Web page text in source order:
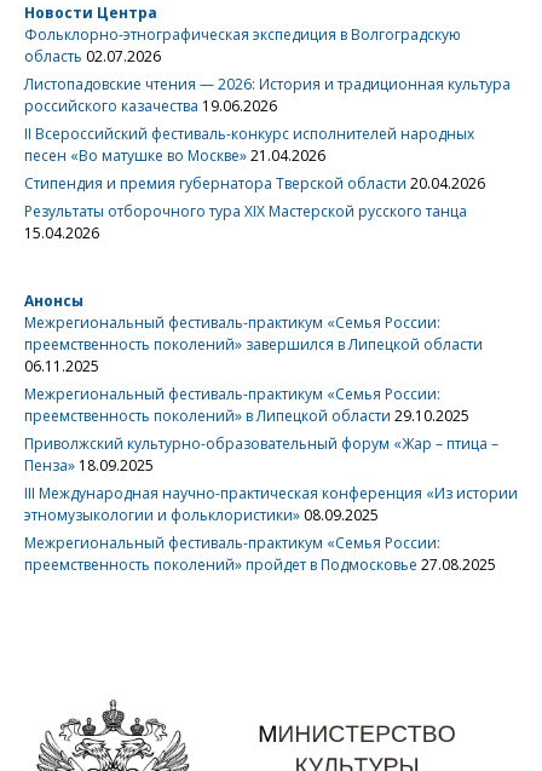
Новости Центра
Фольклорно-этнографическая экспедиция в Волгоградскую
область 02.07.2026
Листопадовские чтения — 2026: История и традиционная культура
российского казачества 19.06.2026
II Всероссийский фестиваль-конкурс исполнителей народных
песен «Во матушке во Москве»21.04.2026
Стипендия и премия губернатора Тверской области 20.04.2026
Результаты отборочного тура XIX Мастерской русского танца
15.04.2026
Анонсы
Межрегиональный фестиваль-практикум «Семья России:
преемственность поколений» завершился в Липецкой области
06.11.2025
Межрегиональный фестиваль-практикум «Семья России:
преемственность поколений» в Липецкой области 29.10.2025
Приволжский культурно-образовательный форум «Жар – птица –
Пенза» 18.09.2025
III Международная научно-практическая конференция «Из истории
этномузыкологии и фольклористики» 08.09.2025
Межрегиональный фестиваль-практикум «Семья России:
преемственность поколений» пройдет в Подмосковье 27.08.2025